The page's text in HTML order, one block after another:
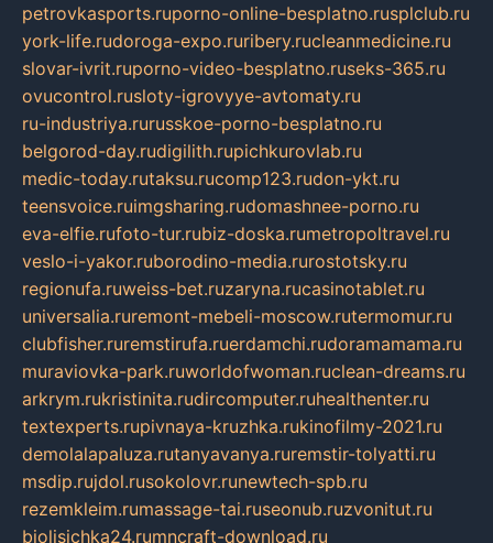
petrovkasports.ruporno-online-besplatno.rusplclub.ru
york-life.rudoroga-expo.ruribery.rucleanmedicine.ru
slovar-ivrit.ruporno-video-besplatno.ruseks-365.ru
ovucontrol.rusloty-igrovyye-avtomaty.ru
ru-industriya.rurusskoe-porno-besplatno.ru
belgorod-day.rudigilith.rupichkurovlab.ru
medic-today.rutaksu.rucomp123.rudon-ykt.ru
teensvoice.ruimgsharing.rudomashnee-porno.ru
eva-elfie.rufoto-tur.rubiz-doska.rumetropoltravel.ru
veslo-i-yakor.ruborodino-media.rurostotsky.ru
regionufa.ruweiss-bet.ruzaryna.rucasinotablet.ru
universalia.ruremont-mebeli-moscow.rutermomur.ru
clubfisher.ruremstirufa.ruerdamchi.rudoramamama.ru
muraviovka-park.ruworldofwoman.ruclean-dreams.ru
arkrym.rukristinita.rudircomputer.ruhealthenter.ru
textexperts.rupivnaya-kruzhka.rukinofilmy-2021.ru
demolalapaluza.rutanyavanya.ruremstir-tolyatti.ru
msdip.rujdol.rusokolovr.runewtech-spb.ru
rezemkleim.rumassage-tai.ruseonub.ruzvonitut.ru
biolisichka24.rumncraft-download.ru